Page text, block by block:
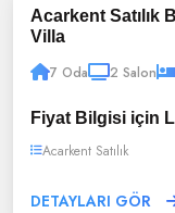
Acarkent Satılık
Villa
7 Oda 2 Salon
Fiyat Bilgisi için
Acarkent Satılık
DETAYLARI GÖR